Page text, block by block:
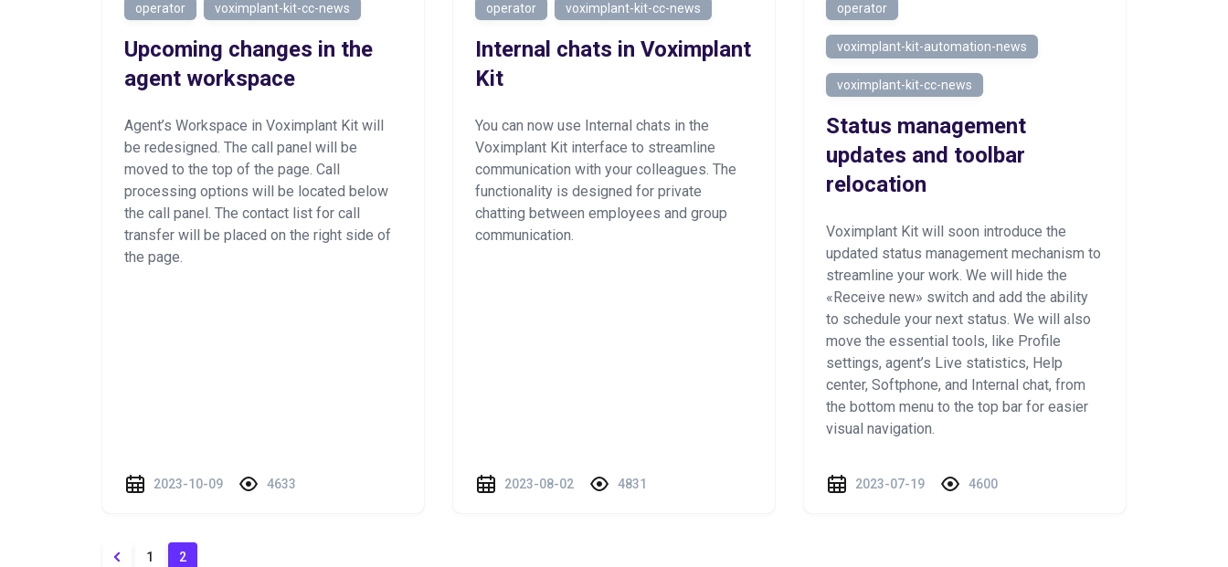
operator voximplant-kit-cc-news
Upcoming changes in the
agent workspace
Agent’s Workspace in Voximplant Kit will
be redesigned. The call panel will be
moved to the top of the page. Call
processing options will be located below
the call panel. The contact list for call
transfer will be placed on the right side of
the page.
2023-10-09 4633
operator voximplant-kit-cc-news
Internal chats in Voximplant
Kit
You can now use Internal chats in the
Voximplant Kit interface to streamline
communication with your colleagues. The
functionality is designed for private
chatting between employees and group
communication.
2023-08-02 4831
operator
voximplant-kit-automation-news
voximplant-kit-cc-news
Status management
updates and toolbar
relocation
Voximplant Kit will soon introduce the
updated status management mechanism to
streamline your work. We will hide the
«Receive new» switch and add the ability
to schedule your next status. We will also
move the essential tools, like Profile
settings, agent’s Live statistics, Help
center, Softphone, and Internal chat, from
the bottom menu to the top bar for easier
visual navigation.
2023-07-19 4600
1 2